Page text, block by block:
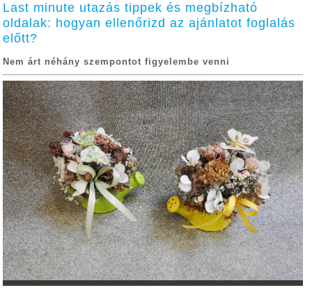
Last minute utazás tippek és megbízható
oldalak: hogyan ellenőrizd az ajánlatot foglalás
előtt?
Nem árt néhány szempontot figyelembe venni